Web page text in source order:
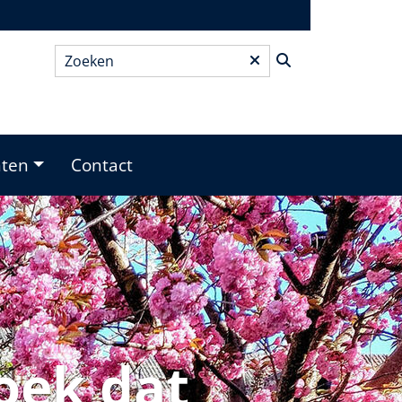
Zoeken*
Contact
dat